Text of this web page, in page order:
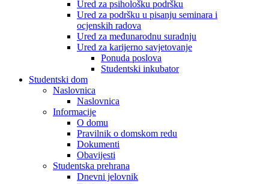
Ured za psihološku podršku
Ured za podršku u pisanju seminara i
ocjenskih radova
Ured za međunarodnu suradnju
Ured za karijerno savjetovanje
Ponuda poslova
Studentski inkubator
Studentski dom
Naslovnica
Naslovnica
Informacije
O domu
Pravilnik o domskom redu
Dokumenti
Obavijesti
Studentska prehrana
Dnevni jelovnik